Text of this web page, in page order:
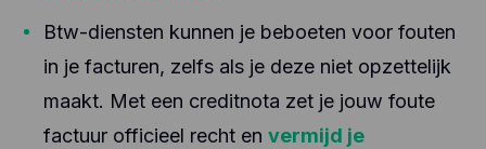
Btw-diensten kunnen je beboeten voor fouten
in je facturen, zelfs als je deze niet opzettelijk
maakt. Met een creditnota zet je jouw foute
factuur officieel recht en vermijd je